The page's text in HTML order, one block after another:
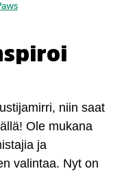
niin saat
Ole mukana
ja
valintaa. Nyt on